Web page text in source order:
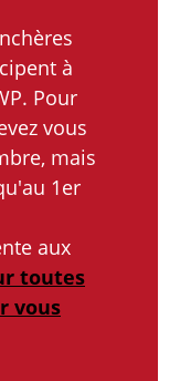
à
Pour
vous
mais
1er
aux
toutes
vous